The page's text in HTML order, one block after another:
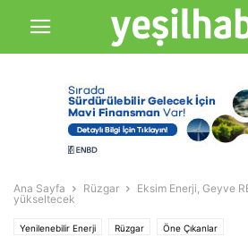
Ana Sayfa Rüzgar
Eksim Enerji, Geyve
yükseltecek
Yenilenebilir Enerji Rüzgar Öne Çıkanlar